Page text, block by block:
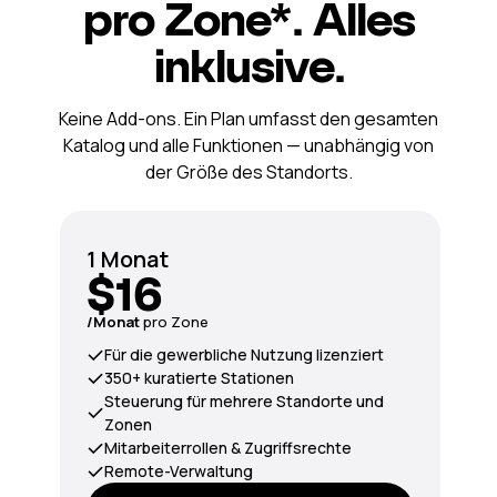
pro Zone*. Alles
inklusive.
1 Monat
$16
/Monatpro Zone
Für die gewerbliche Nutzung lizenziert
350+ kuratierte Stationen
Steuerung für mehrere Standorte und
Zonen
Mitarbeiterrollen & Zugriffsrechte
Remote-Verwaltung
Keine Add-ons. Ein Plan umfasst den gesamten
Katalog und alle Funktionen — unabhängig von
der Größe des Standorts.